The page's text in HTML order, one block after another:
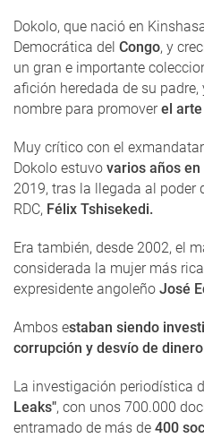
Dokolo, que nació en
Democrática del Congo, y
un gran e importante
afición heredada de su
nombre para promoverel
Muy crítico con el
Dokolo estuvo varios años en
2019, tras la llegada al poder
RDC, Félix Tshisekedi.
Era también, desde 2002, el
considerada la mujer más
expresidente angoleño José
Ambos estaban siendo
corrupción y desvío de
La investigación periodística
Leaks", con unos 700.000
entramado de más de 400